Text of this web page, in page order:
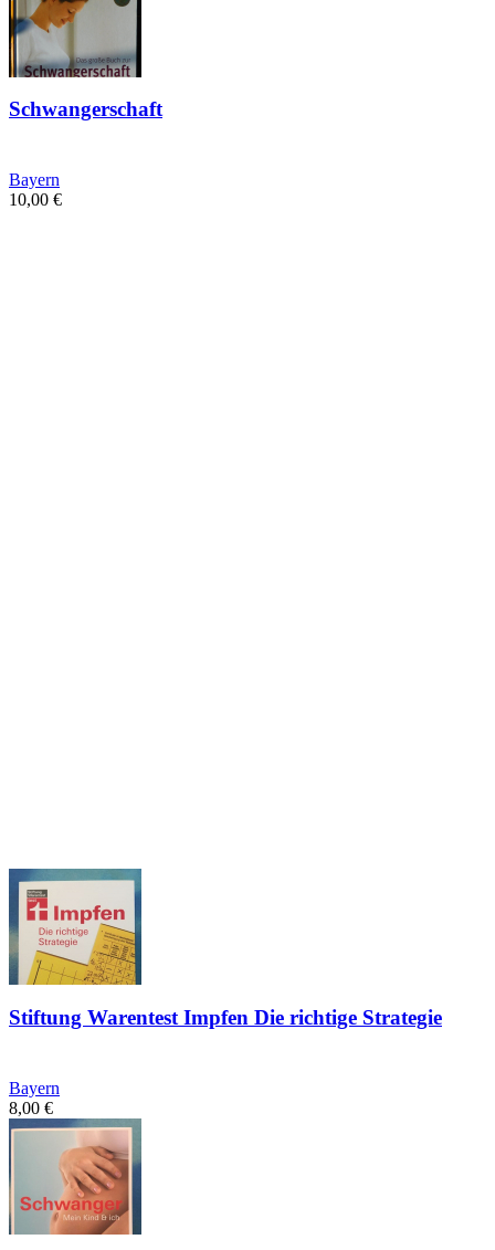
Schwangerschaft
Bayern
10,00 €
Stiftung Warentest Impfen Die richtige Strategie
Bayern
8,00 €